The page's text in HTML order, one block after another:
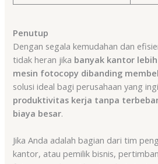
Penutup
Dengan segala kemudahan dan
tidak heran jika banyak kantor
mesin fotocopy dibanding
solusi ideal bagi perusahaan yang
produktivitas kerja tanpa
biaya besar.
Jika Anda adalah bagian dari tim
kantor, atau pemilik bisnis,